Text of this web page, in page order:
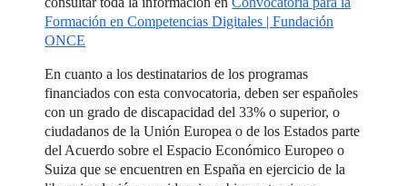
Formación en Competencias Digitales | Fundación
ONCE
En cuanto a los destinatarios de los programas
financiados con esta convocatoria, deben ser españoles
con un grado de discapacidad del 33% o superior, o
ciudadanos de la Unión Europea o de los Estados parte
del Acuerdo sobre el Espacio Económico Europeo o
Suiza que se encuentren en España en ejercicio de la